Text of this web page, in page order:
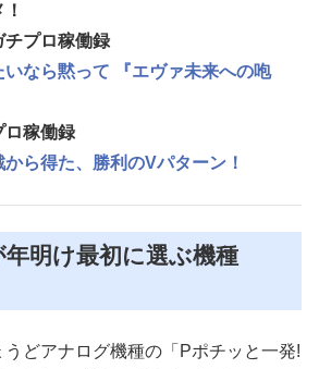
チプロ稼働録
いなら黙って 『エヴァ未来への咆
ロ稼働録
ら得た、勝利のVパターン！
明け最初に選ぶ機種
どアナログ機種の「Pポチッと一発!